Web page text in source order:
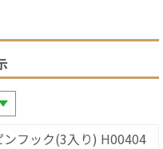
ンフック(3入り) H00404